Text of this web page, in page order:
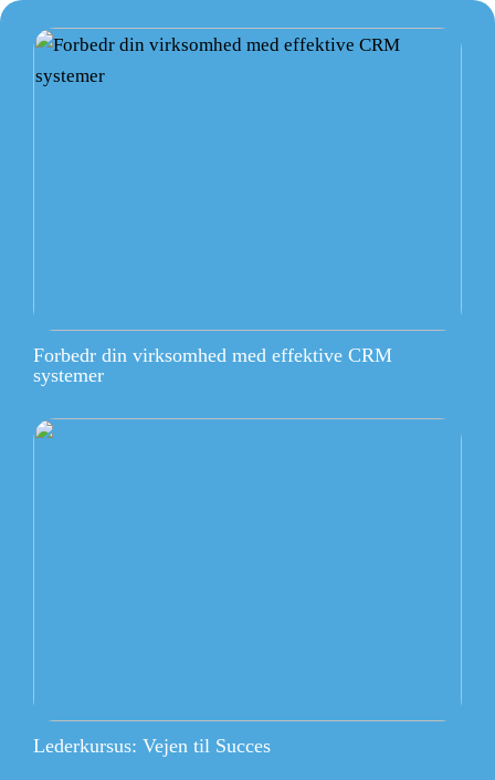
Forbedr din virksomhed med effektive CRM
systemer
Lederkursus: Vejen til Succes